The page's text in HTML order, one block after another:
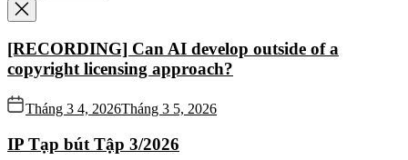
[RECORDING] Can AI develop outside of a
copyright licensing approach?
Tháng 3 4, 2026Tháng 3 5, 2026
IP Tạp bút Tập 3/2026